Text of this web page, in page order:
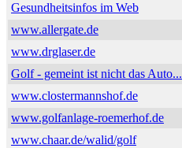
Gesundheitsinfos im Web
www.allergate.de
www.drglaser.de
Golf - gemeint ist nicht das Auto...
www.clostermannshof.de
www.golfanlage-roemerhof.de
www.chaar.de/walid/golf